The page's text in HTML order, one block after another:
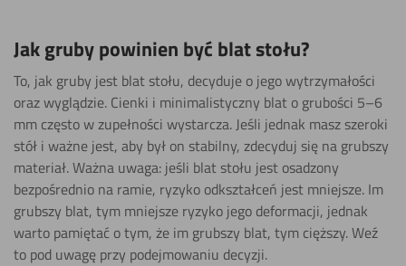
Jak gruby powinien być blat stołu?
To, jak gruby jest blat stołu, decyduje o jego wytrzymałości
oraz wyglądzie. Cienki i minimalistyczny blat o grubości 5–6
mm często w zupełności wystarcza. Jeśli jednak masz szeroki
stół i ważne jest, aby był on stabilny, zdecyduj się na grubszy
materiał. Ważna uwaga: jeśli blat stołu jest osadzony
bezpośrednio na ramie, ryzyko odkształceń jest mniejsze. Im
grubszy blat, tym mniejsze ryzyko jego deformacji, jednak
warto pamiętać o tym, że im grubszy blat, tym cięższy. Weź
to pod uwagę przy podejmowaniu decyzji.